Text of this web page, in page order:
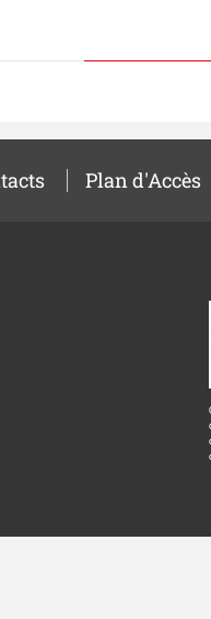
Plan d'Accès